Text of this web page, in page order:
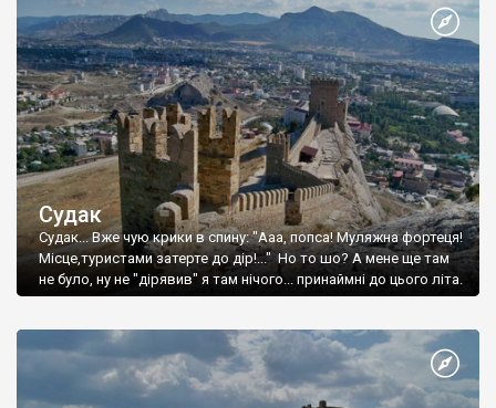
Судак
Судак... Вже чую крики в спину: "Ааа, попса! Муляжна фортеця!
Місце,туристами затерте до дір!..." Но то шо? А мене ще там
не було, ну не "дірявив" я там нічого... принаймні до цього літа.